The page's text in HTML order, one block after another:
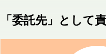
「委託先」として